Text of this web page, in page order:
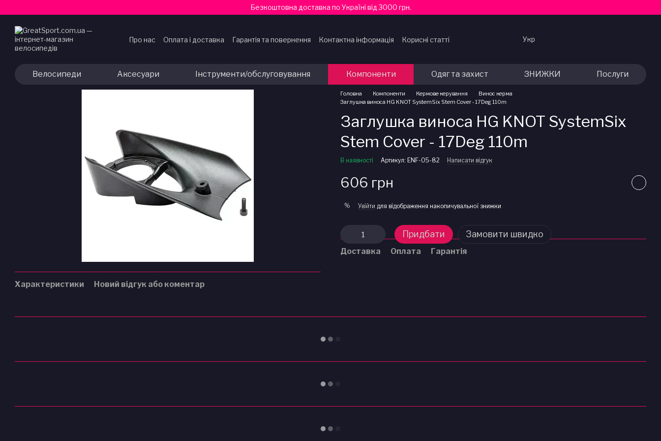
Безкоштовна доставка по Україні від 3000 грн.
Про нас Оплата і доставка Гарантія та повернення Контактна інформація
Корисні статті
Укр
Велосипеди Аксесуари Інструменти/обслуговування Компоненти Одяг та захист ЗНИЖКИ Послуги
Характеристики Новий відгук або коментар
Головна Компоненти Кермове керування
Винос керма
Заглушка виноса HG KNOT SystemSix Stem Cover - 17Deg 110m
Заглушка виноса HG KNOT SystemSix
Stem Cover - 17Deg 110m
В наявності Артикул: ENF-05-82 Написати відгук
606 грн
% Увійти для відображення накопичувальної знижки
Придбати Замовити швидко
Доставка Оплата Гарантія